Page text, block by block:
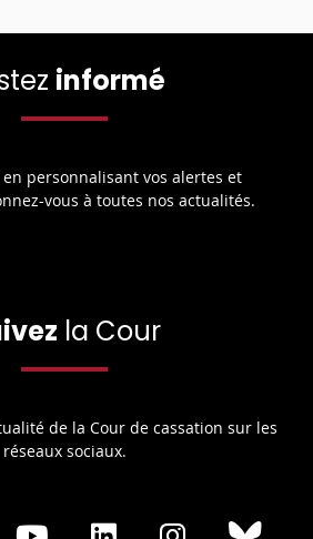
informé
personnalisant vos alertes et
vous à toutes nos actualités.
la Cour
de la Cour de cassation sur les
réseaux sociaux.